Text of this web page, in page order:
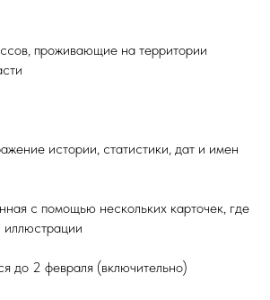
проживающие на территории
истории, статистики, дат и имен
с помощью нескольких карточек, где
иллюстрации
до 2 февраля (включительно)